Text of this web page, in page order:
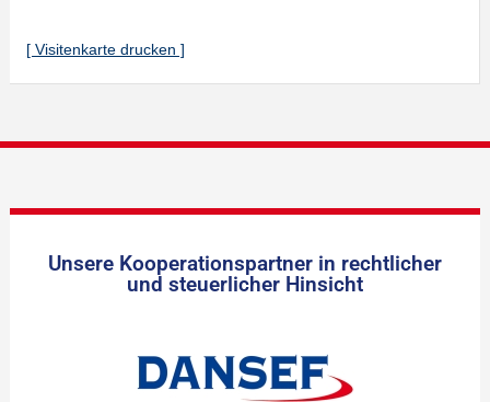
[ Visitenkarte drucken ]
Unsere Kooperationspartner in rechtlicher
und steuerlicher Hinsicht